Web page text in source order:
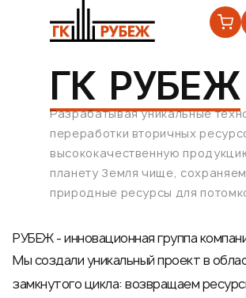
ГК РУБЕЖ
Разрабатывая уникальные
переработки вторичных
высококачественную
планету Земля чище, сохраняем
природные ресурсы для
РУБЕЖ - инновационная группа
Мы создали уникальный проект в
замкнутого цикла: возвращаем